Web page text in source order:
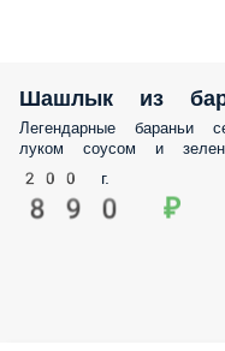
Шашлык из
Легендарные бараньи
луком соусом и
200 г.
890 ₽